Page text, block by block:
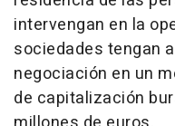
intervengan en la
sociedades tengan
negociación en un
de capitalización